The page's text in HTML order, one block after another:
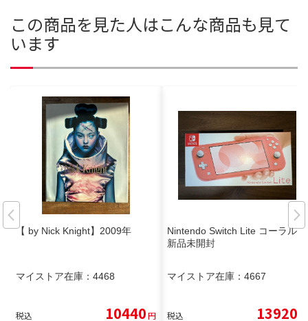
この商品を見た人はこんな商品も見て
います
【 by Nick Knight】2009年
マイストア在庫： 4468
税込 10440円
Nintendo Switch Lite コーラル
新品未開封
マイストア在庫： 4667
税込 13920